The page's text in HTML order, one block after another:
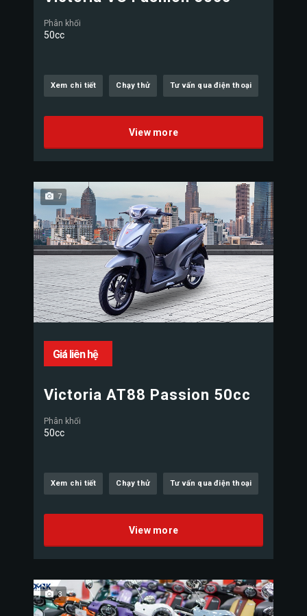
Phân khối
50cc
Xem chi tiết Chạy thử Tư vấn qua điện thoại
View more
7
Giá liên hệ
Victoria AT88 Passion 50cc
Phân khối
50cc
Xem chi tiết Chạy thử Tư vấn qua điện thoại
View more
3